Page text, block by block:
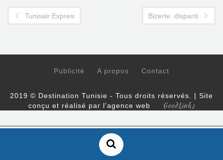
Tunisair Express ajoute la destination Rome à son réseau
Bizerte: disparition de
Publicité A propos Contact
2019 © Destination Tunisie - Tous droits réservés. | Site
conçu et réalisé par l'agence web
GoodLinks